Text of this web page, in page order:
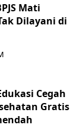
Mati
Dilayani di
Cegah
Gratis